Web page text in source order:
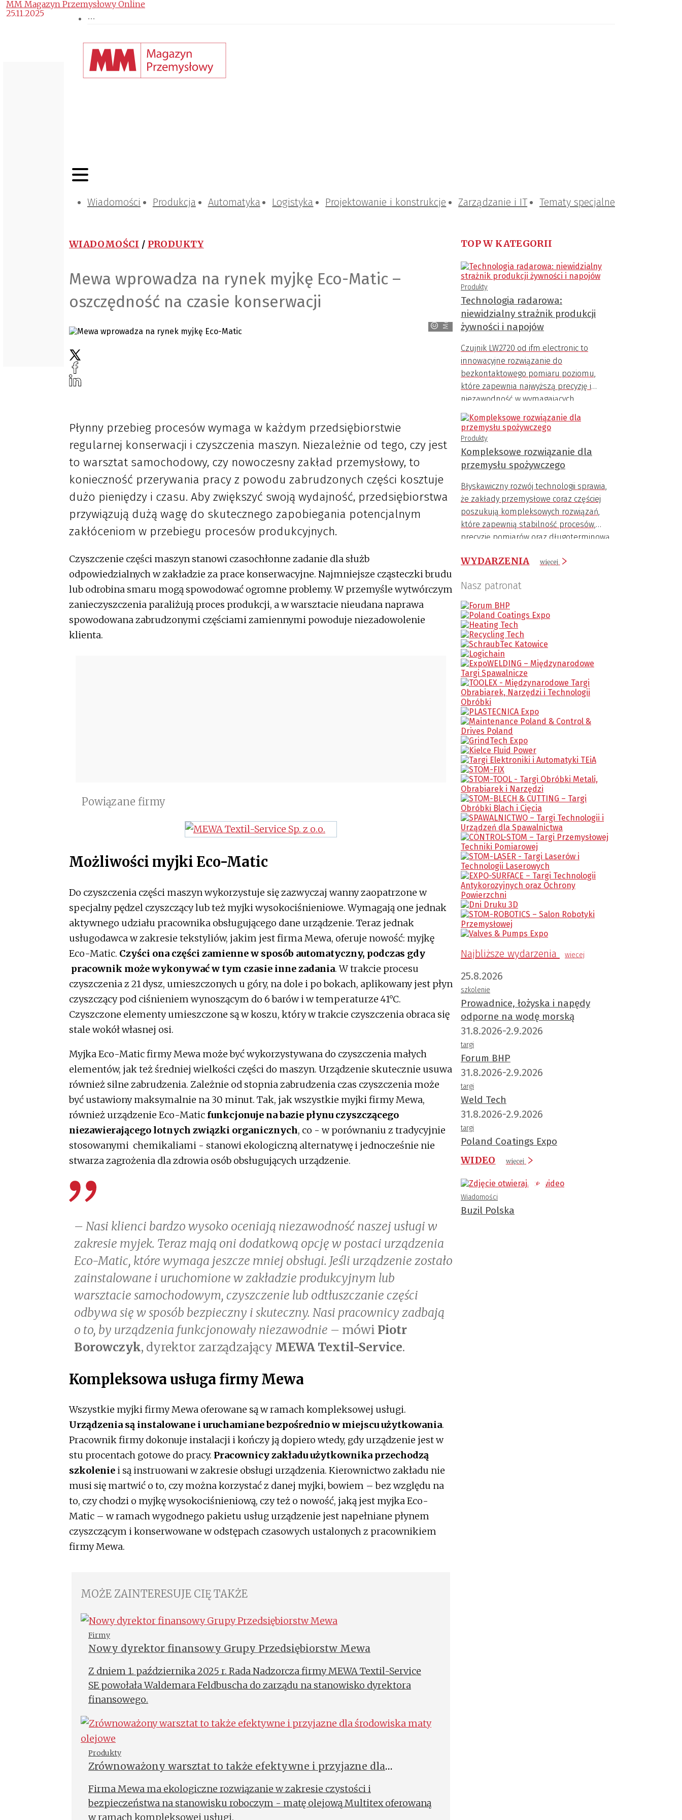
Wiadomości Produkcja Automatyka Logistyka Projektowanie i konstrukcje Zarządzanie i IT Tematy specjalne
WIADOMOŚCI / PRODUKTY
Mewa wprowadza na rynek myjkę Eco-Matic –
oszczędność na czasie konserwacji
Mewa
MM Magazyn Przemysłowy Online
25.11.2025
Płynny przebieg procesów wymaga w każdym przedsiębiorstwie
regularnej konserwacji i czyszczenia maszyn. Niezależnie od tego, czy jest
to warsztat samochodowy, czy nowoczesny zakład przemysłowy, to
konieczność przerywania pracy z powodu zabrudzonych części kosztuje
dużo pieniędzy i czasu. Aby zwiększyć swoją wydajność, przedsiębiorstwa
przywiązują dużą wagę do skutecznego zapobiegania potencjalnym
zakłóceniom w przebiegu procesów produkcyjnych.
Czyszczenie części maszyn stanowi czasochłonne zadanie dla służb
odpowiedzialnych w zakładzie za prace konserwacyjne. Najmniejsze cząsteczki brudu
lub odrobina smaru mogą spowodować ogromne problemy. W przemyśle wytwórczym
zanieczyszczenia paraliżują proces produkcji, a w warsztacie nieudana naprawa
spowodowana zabrudzonymi częściami zamiennymi powoduje niezadowolenie
klienta.
Powiązane firmy
Możliwości myjki Eco-Matic
Do czyszczenia części maszyn wykorzystuje się zazwyczaj wanny zaopatrzone w
specjalny pędzel czyszczący lub też myjki wysokociśnieniowe. Wymagają one jednak
aktywnego udziału pracownika obsługującego dane urządzenie. Teraz jednak
usługodawca w zakresie tekstyliów, jakim jest firma Mewa, oferuje nowość: myjkę
Eco-Matic. Czyści ona części zamienne w sposób automatyczny, podczas gdy
pracownik może wykonywać w tym czasie inne zadania. W trakcie procesu
czyszczenia z 21 dysz, umieszczonych u góry, na dole i po bokach, aplikowany jest płyn
czyszczący pod ciśnieniem wynoszącym do 6 barów i w temperaturze 41°C.
Czyszczone elementy umieszczone są w koszu, który w trakcie czyszczenia obraca się
stale wokół własnej osi.
Myjka Eco-Matic firmy Mewa może być wykorzystywana do czyszczenia małych
elementów, jak też średniej wielkości części do maszyn. Urządzenie skutecznie usuwa
również silne zabrudzenia. Zależnie od stopnia zabrudzenia czas czyszczenia może
być ustawiony maksymalnie na 30 minut. Tak, jak wszystkie myjki firmy Mewa,
również urządzenie Eco-Matic funkcjonuje na bazie płynu czyszczącego
niezawierającego lotnych związki organicznych, co - w porównaniu z tradycyjnie
stosowanymi chemikaliami - stanowi ekologiczną alternatywę i jednocześnie nie
stwarza zagrożenia dla zdrowia osób obsługujących urządzenie.
– Nasi klienci bardzo wysoko oceniają niezawodność naszej usługi w
zakresie myjek. Teraz mają oni dodatkową opcję w postaci urządzenia
Eco-Matic, które wymaga jeszcze mniej obsługi. Jeśli urządzenie zostało
zainstalowane i uruchomione w zakładzie produkcyjnym lub
warsztacie samochodowym, czyszczenie lub odtłuszczanie części
odbywa się w sposób bezpieczny i skuteczny. Nasi pracownicy zadbają
o to, by urządzenia funkcjonowały niezawodnie – mówi Piotr
Borowczyk, dyrektor zarządzający MEWA Textil-Service.
Kompleksowa usługa firmy Mewa
Wszystkie myjki firmy Mewa oferowane są w ramach kompleksowej usługi.
Urządzenia są instalowane i uruchamiane bezpośrednio w miejscu użytkowania.
Pracownik firmy dokonuje instalacji i kończy ją dopiero wtedy, gdy urządzenie jest w
stu procentach gotowe do pracy. Pracownicy zakładu użytkownika przechodzą
szkoleniei są instruowani w zakresie obsługi urządzenia. Kierownictwo zakładu nie
musi się martwić o to, czy można korzystać z danej myjki, bowiem – bez względu na
to, czy chodzi o myjkę wysokociśnieniową, czy też o nowość, jaką jest myjka Eco-
Matic – w ramach wygodnego pakietu usług urządzenie jest napełniane płynem
czyszczącym i konserwowane w odstępach czasowych ustalonych z pracownikiem
firmy Mewa.
MOŻE ZAINTERESUJE CIĘ TAKŻE
Firmy
Nowy dyrektor finansowy Grupy Przedsiębiorstw Mewa
Z dniem 1. października 2025 r. Rada Nadzorcza firmy MEWA Textil-Service
SE powołała Waldemara Feldbuscha do zarządu na stanowisko dyrektora
finansowego.
Produkty
Zrównoważony warsztat to także efektywne i przyjazne dla
Firma Mewa ma ekologiczne rozwiązanie w zakresie czystości i
bezpieczeństwa na stanowisku roboczym - matę olejową Multitex oferowaną
w ramach kompleksowej usługi.
TOP W KATEGORII
Produkty
Technologia radarowa:
niewidzialny strażnik produkcji
żywności i napojów
Czujnik LW2720 od ifm electronic to
innowacyjne rozwiązanie do
bezkontaktowego pomiaru poziomu,
które zapewnia najwyższą precyzję i
niezawodność w wymagających
warunkach przemysłowych.
Produkty
Kompleksowe rozwiązanie dla
przemysłu spożywczego
Błyskawiczny rozwój technologii sprawia,
że zakłady przemysłowe coraz częściej
poszukują kompleksowych rozwiązań,
które zapewnią stabilność procesów,
precyzję pomiarów oraz długoterminową
WYDARZENIA więcej
Nasz patronat
Najbliższe wydarzenia wiecej
25.8.2026
szkolenie
Prowadnice, łożyska i napędy
odporne na wodę morską
31.8.2026-2.9.2026
targi
Forum BHP
31.8.2026-2.9.2026
targi
Weld Tech
31.8.2026-2.9.2026
targi
Poland Coatings Expo
WIDEO
więcej
Wiadomości
Buzil Polska